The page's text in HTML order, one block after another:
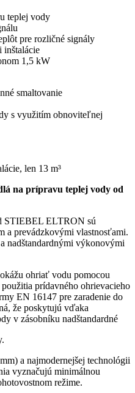
teplej vody
pre rozličné signály
inštalácie
1,5 kW
smaltovanie
s využitím obnoviteľnej
len 13 m³
na prípravu teplej vody od
STIEBEL ELTRON sú
a prevádzkovými vlastnosťami.
nadštandardnými výkonovými
ohriať vodu pomocou
prídavného ohrievacieho
EN 16147 pre zaradenie do
že poskytujú vďaka
v zásobníku nadštandardné
a najmodernejšej technológii
vyznačujú minimálnou
režime.